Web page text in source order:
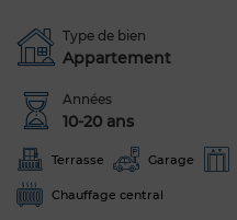
Type de bien
Appartement
Années
10-20 ans
Terrasse Garage
Chauffage central